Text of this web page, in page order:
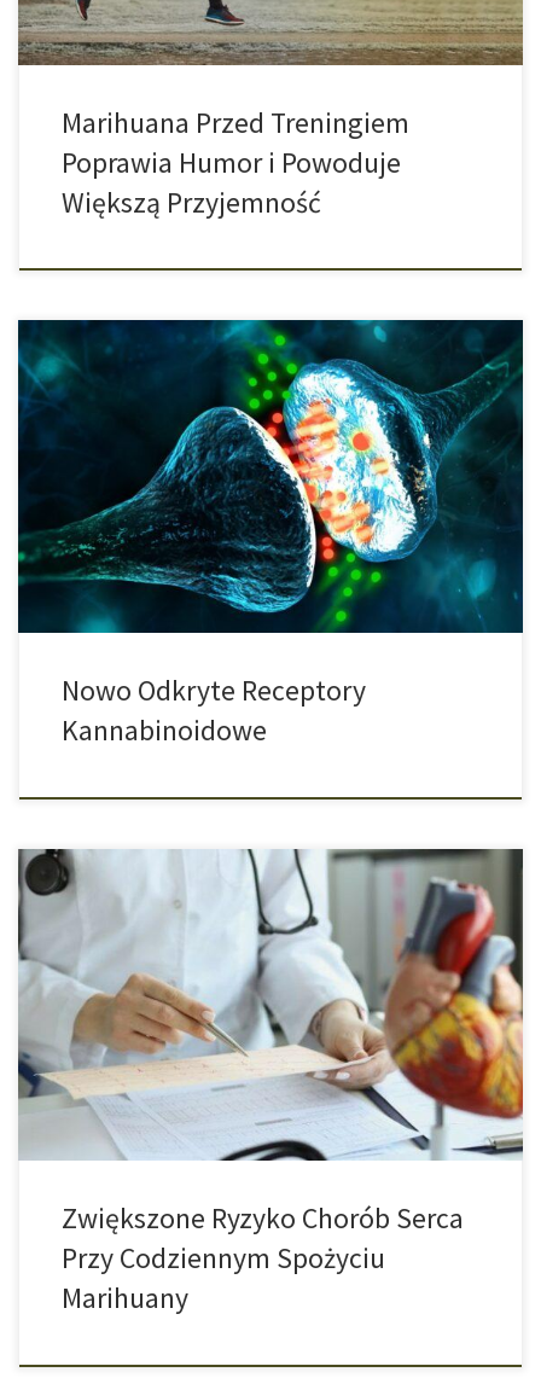
Marihuana Przed Treningiem
Poprawia Humor i Powoduje
Większą Przyjemność
Kiedy mówimy o receptorach kannabinoidowych znajdujących się
w ludzkim ciele, to zwykle mówimy o znanych już receptorach o
nazwie CB1 i CB2. Wiążą się z nimi powszechnie znane
kannabinoidy, takie jak THC lub CBD. W ostatnich latach, dzięki
coraz lepszemu zrozumieniu systemu kannabinoidowego,
odkryto kilka innych receptorów, do których mogą […]
Nowo Odkryte Receptory
Kannabinoidowe
Marihuana to jeden z najpopularniejszych środków odurzających,
ale jednocześnie też ważny lek dla osób cierpiących na
najróżniejsze schorzenia. Oczywiście, podobnie jak w przypadku
wszystkich innych substancji, to dawka czyni truciznę i efekt
zależny jest od zachowania konsumpcyjnego. Jest ono często
indywidualne i różni się w zależności od osoby. Zdarza się, […]
Zwiększone Ryzyko Chorób Serca
Przy Codziennym Spożyciu
Marihuany